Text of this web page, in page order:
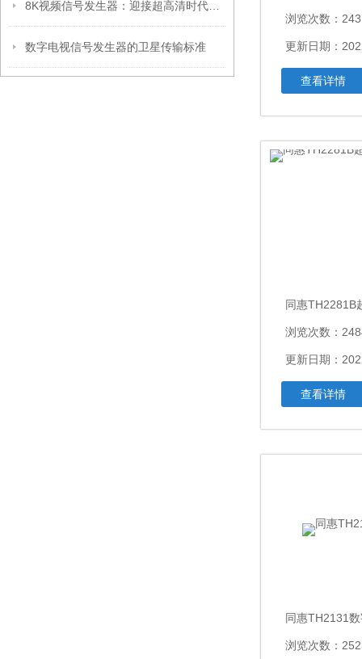
数字电视信号发生器的卫星传输标准
浏览次数：
更新日期：
查看详情
浏览次数：
更新日期：
查看详情
同惠TH2131
浏览次数：